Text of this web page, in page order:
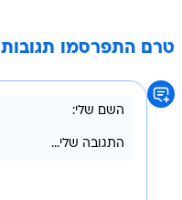
טרם התפרסמו תגובות